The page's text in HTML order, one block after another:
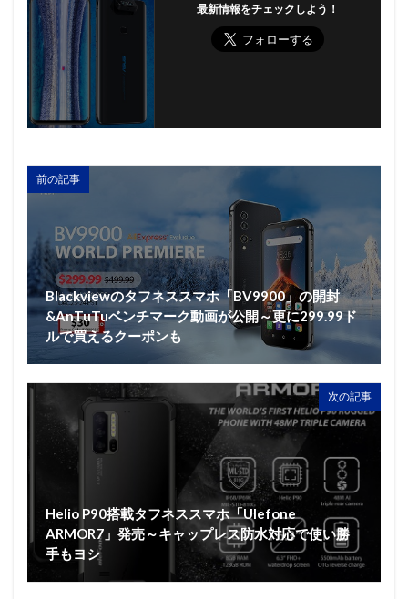
最新情報をチェックしよう！
前の記事
Blackviewのタフネススマホ「BV9900」の開封
&AnTuTuベンチマーク動画が公開～更に299.99ド
ルで買えるクーポンも
次の記事
Helio P90搭載タフネススマホ「Ulefone
ARMOR7」発売～キャップレス防水対応で使い勝
手もヨシ